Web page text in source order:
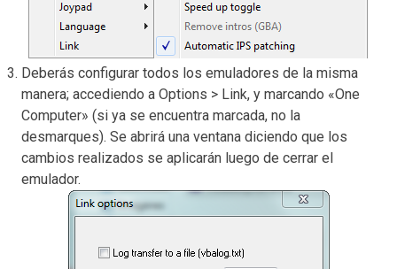
Deberás configurar todos los emuladores de la misma
manera; accediendo a Options > Link, y marcando «One
Computer» (si ya se encuentra marcada, no la
desmarques). Se abrirá una ventana diciendo que los
cambios realizados se aplicarán luego de cerrar el
emulador.